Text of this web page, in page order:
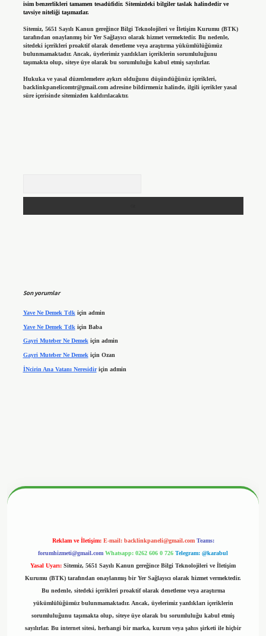
isim benzerlikleri tamamen tesadüfidir. Sitemizdeki bilgiler taslak halindedir ve
tavsiye niteliği taşımazlar.
Sitemiz, 5651 Sayılı Kanun gereğince Bilgi Teknolojileri ve İletişim Kurumu (BTK)
tarafından onaylanmış bir Yer Sağlayıcı olarak hizmet vermektedir. Bu nedenle,
sitedeki içerikleri proaktif olarak denetleme veya araştırma yükümlülüğümüz
bulunmamaktadır. Ancak, üyelerimiz yazdıkları içeriklerin sorumluluğunu
taşımakta olup, siteye üye olarak bu sorumluluğu kabul etmiş sayılırlar.
Hukuka ve yasal düzenlemelere aykırı olduğunu düşündüğünüz içerikleri,
backlinkpanelicomtr@gmail.comadresine bildirmeniz halinde, ilgili içerikler yasal
süre içerisinde sitemizden kaldırılacaktır.
Son yorumlar
Yave Ne Demek Tdk için admin
Yave Ne Demek Tdk için Baba
Gayri Muteber Ne Demekiçin admin
Gayri Muteber Ne Demek için Ozan
İNcirin Ana Vatanı Neresidiriçin admin
Reklam ve İletişim: E-mail: backlinkpaneli@gmail.com Teams:
forumhizmeti@gmail.com Whatsapp: 0262 606 0 726 Telegram: @karabul
Yasal Uyarı: Sitemiz, 5651 Sayılı Kanun gereğince Bilgi Teknolojileri ve İletişim
Kurumu (BTK) tarafından onaylanmış bir Yer Sağlayıcı olarak hizmet vermektedir.
Bu nedenle, sitedeki içerikleri proaktif olarak denetleme veya araştırma
yükümlülüğümüz bulunmamaktadır. Ancak, üyelerimiz yazdıkları içeriklerin
sorumluluğunu taşımakta olup, siteye üye olarak bu sorumluluğu kabul etmiş
sayılırlar. Bu internet sitesi, herhangi bir marka, kurum veya şahıs şirketi ile hiçbir